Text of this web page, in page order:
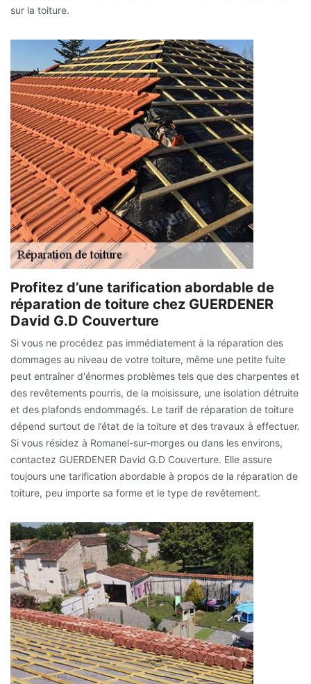
sur la toiture.
Profitez d’une tarification abordable de
réparation de toiture chez GUERDENER
David G.D Couverture
Si vous ne procédez pas immédiatement à la réparation des
dommages au niveau de votre toiture, même une petite fuite
peut entraîner d'énormes problèmes tels que des charpentes et
des revêtements pourris, de la moisissure, une isolation détruite
et des plafonds endommagés. Le tarif de réparation de toiture
dépend surtout de l’état de la toiture et des travaux à effectuer.
Si vous résidez à Romanel-sur-morges ou dans les environs,
contactez GUERDENER David G.D Couverture. Elle assure
toujours une tarification abordable à propos de la réparation de
toiture, peu importe sa forme et le type de revêtement.